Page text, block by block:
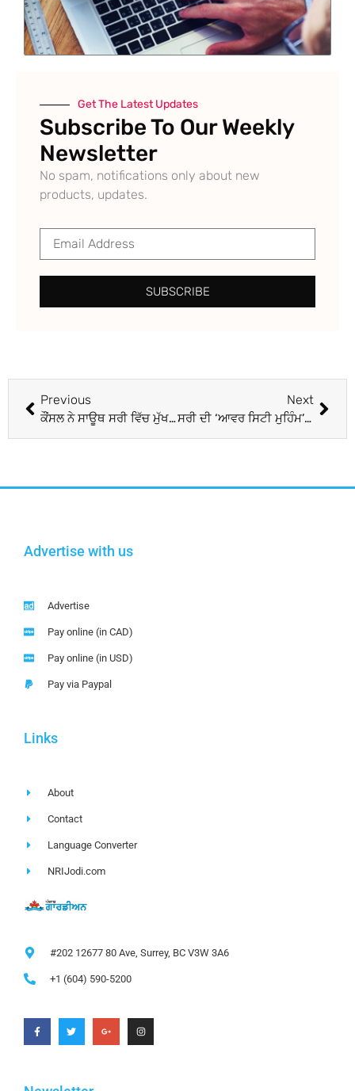
Get The Latest Updates
Subscribe To Our Weekly
Newsletter
No spam, notifications only about new
products, updates.
SUBSCRIBE
Previous
ਕੌਂਸਲ ਨੇ ਸਾਊਥ ਸਰੀ ਵਿੱਚ ਮੁੱਖ ਆਵਾਜਾਈ ਪ੍ਰੋਜੈਕਟਾਂ ਨੂੰ ਅੱਗੇ ਵਧਾਉਣ ਲਈ ਦਿੱਤੀ ਮਨਜ਼ੂਰੀ
Next
ਸਰੀ ਦੀ ‘ਆਵਰ ਸਿਟੀ ਮੁਹਿੰਮ’ ਮਹੱਲਾ ਪ੍ਰੋਜੈਕਟਾਂ ਅਤੇ ਭਾਈਚਾਰਕ ਇਕਜੁੱਟਤਾ ਨਾਲ ਨਵੀਆਂ ਪੁਲਾਂਘਾਂ ਪੁੱਟ ਰਹੀ ਹੈ
Advertise with us
Advertise
Pay online (in CAD)
Pay online (in USD)
Pay via Paypal
Links
About
Contact
Language Converter
NRIJodi.com
#202 12677 80 Ave, Surrey, BC V3W 3A6
+1 (604) 590-5200